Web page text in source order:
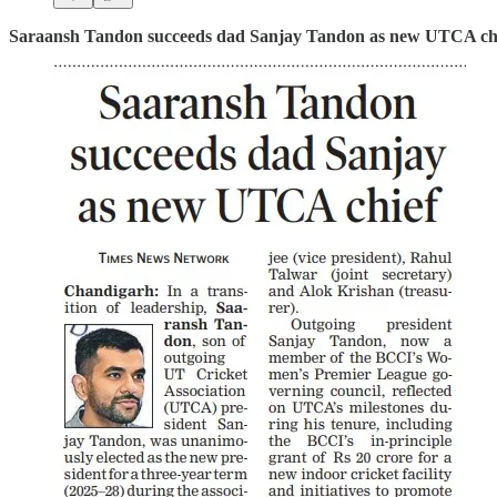
Saraansh Tandon succeeds dad Sanjay Tandon as new UTCA